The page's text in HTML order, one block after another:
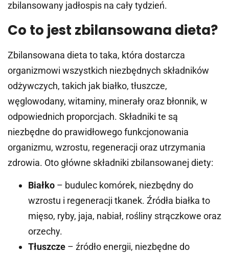
zbilansowany jadłospis na cały tydzień.
Co to jest zbilansowana dieta?
Zbilansowana dieta to taka, która dostarcza
organizmowi wszystkich niezbędnych składników
odżywczych, takich jak białko, tłuszcze,
węglowodany, witaminy, minerały oraz błonnik, w
odpowiednich proporcjach. Składniki te są
niezbędne do prawidłowego funkcjonowania
organizmu, wzrostu, regeneracji oraz utrzymania
zdrowia. Oto główne składniki zbilansowanej diety:
Białko – budulec komórek, niezbędny do
wzrostu i regeneracji tkanek. Źródła białka to
mięso, ryby, jaja, nabiał, rośliny strączkowe oraz
orzechy.
Tłuszcze – źródło energii, niezbędne do